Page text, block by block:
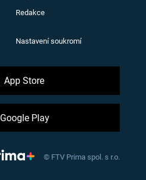
Redakce
Nastavení soukromí
App Store
Google Play
© FTV Prima spol. s r.o.